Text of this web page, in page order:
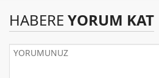
HABERE YORUM KAT